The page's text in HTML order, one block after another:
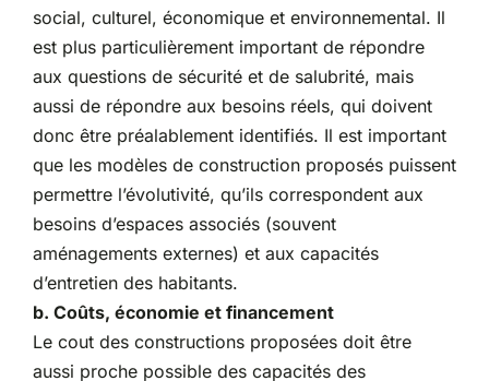
social, culturel, économique et environnemental. Il
est plus particulièrement important de répondre
aux questions de sécurité et de salubrité, mais
aussi de répondre aux besoins réels, qui doivent
donc être préalablement identifiés. Il est important
que les modèles de construction proposés puissent
permettre l’évolutivité, qu’ils correspondent aux
besoins d’espaces associés (souvent
aménagements externes) et aux capacités
d’entretien des habitants.
b. Coûts, économie et financement
Le cout des constructions proposées doit être
aussi proche possible des capacités des